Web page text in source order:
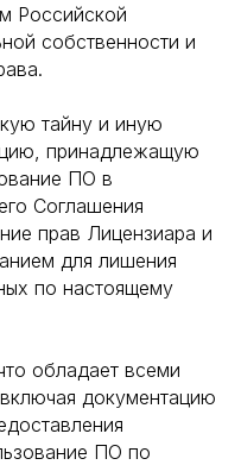
Российской
собственности и
тайну и иную
принадлежащую
ПО в
Соглашения
прав Лицензиара и
для лишения
по настоящему
обладает всеми
документацию
ПО по